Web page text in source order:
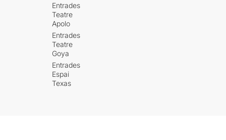
Entrades
Teatre
Apolo
Entrades
Teatre
Goya
Entrades
Espai
Texas